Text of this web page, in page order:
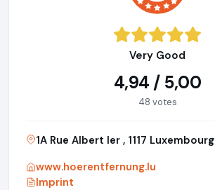
Very Good
4,94 / 5,00
48 votes
1A Rue Albert Ier , 1117 Luxembourg
www.hoerentfernung.lu
Imprint